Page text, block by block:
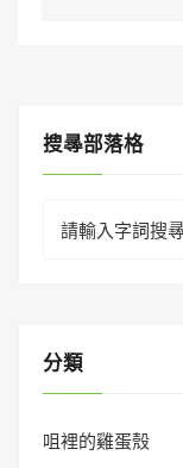
搜㝷部落格
for:
分類
咀裡的雞蛋殼